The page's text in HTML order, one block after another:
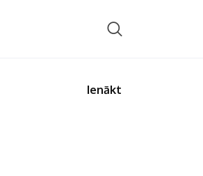
Ienākt